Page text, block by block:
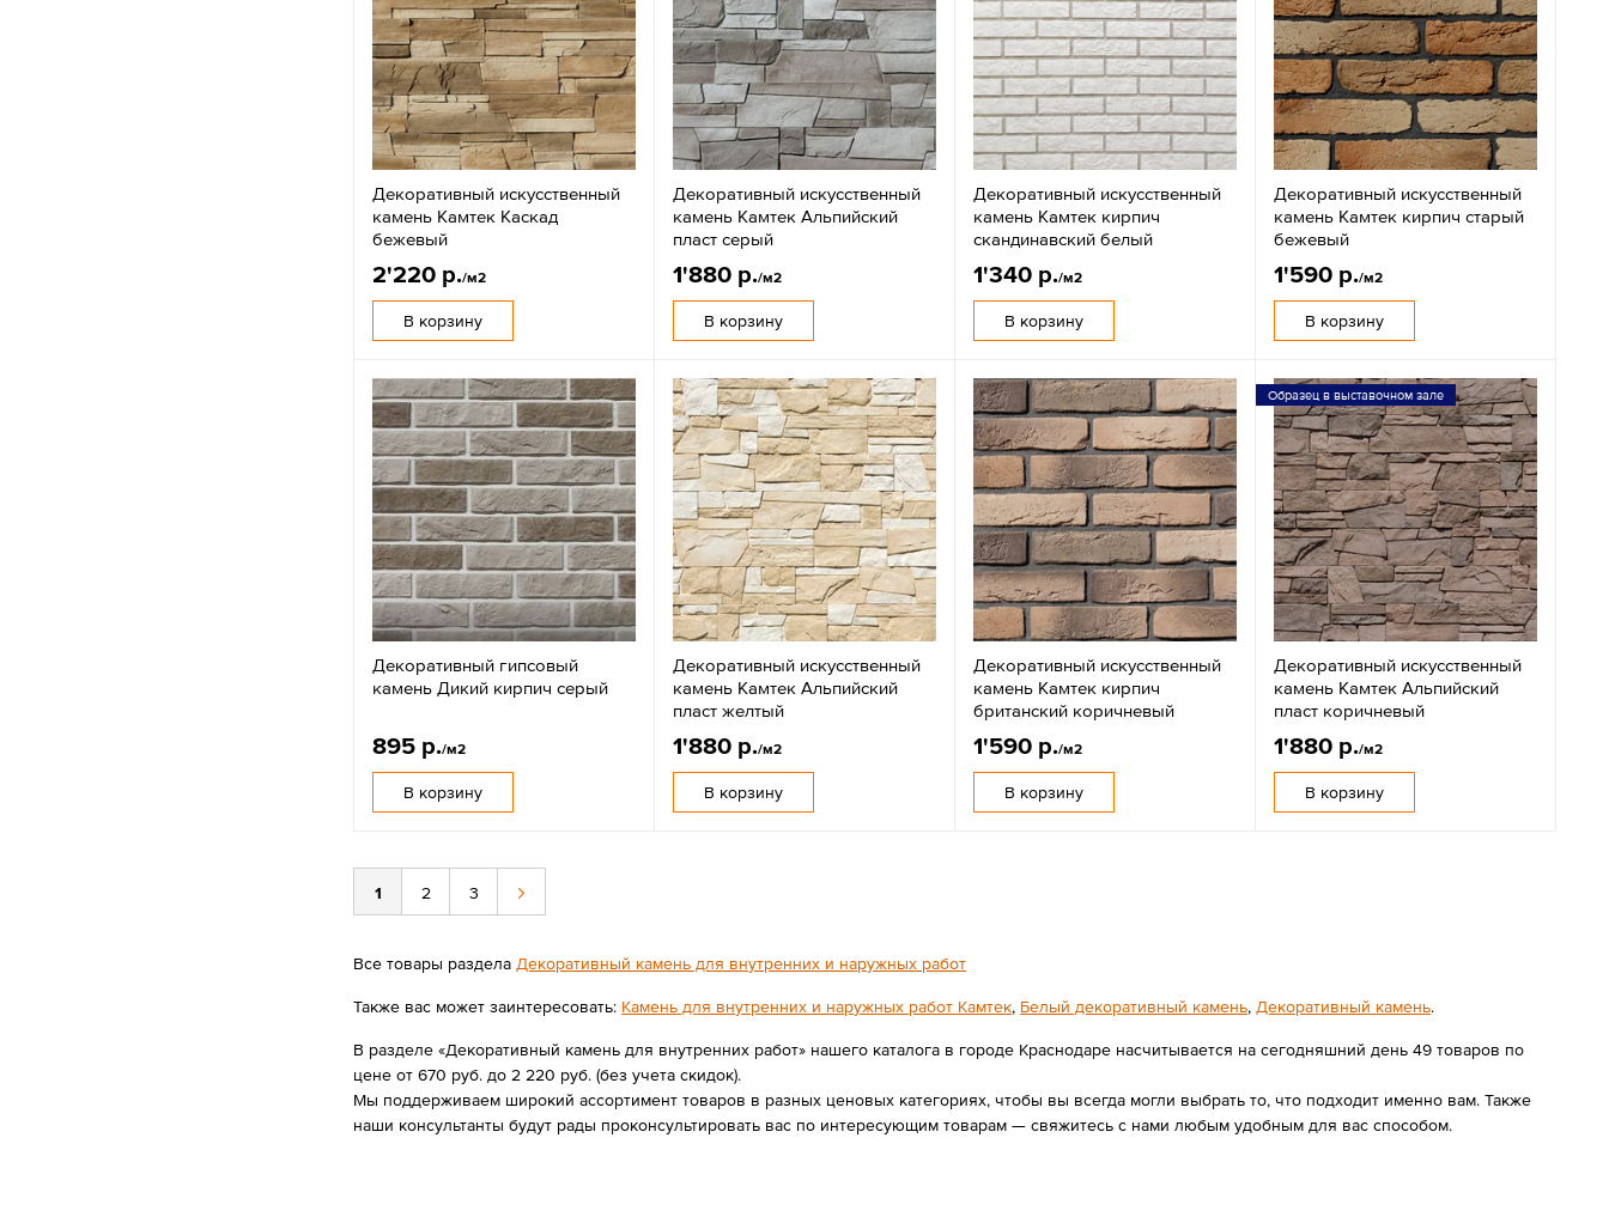
Декоративный искусственный
камень Камтек Каскад
бежевый
2'220 р./м2
В корзину
Декоративный искусственный
камень Камтек Альпийский
пласт серый
1'880 р./м2
В корзину
Декоративный искусственный
камень Камтек кирпич
скандинавский белый
1'340 р./м2
В корзину
Декоративный искусственный
камень Камтек кирпич старый
бежевый
1'590 р./м2
В корзину
Декоративный гипсовый
камень Дикий кирпич серый
895 р./м2
В корзину
Декоративный искусственный
камень Камтек Альпийский
пласт желтый
1'880 р./м2
В корзину
Декоративный искусственный
камень Камтек кирпич
британский коричневый
1'590 р./м2
В корзину
Образец в выставочном зале
Декоративный искусственный
камень Камтек Альпийский
пласт коричневый
1'880 р./м2
В корзину
1 2 3
Все товары раздела Декоративный камень для внутренних и наружных работ
Также вас может заинтересовать: Камень для внутренних и наружных работ Камтек, Белый декоративный камень, Декоративный камень.
В разделе «Декоративный камень для внутренних работ» нашего каталога в городе Краснодаре насчитывается на сегодняшний день 49 товаров по
цене от 670 руб. до 2 220 руб. (без учета скидок).
Мы поддерживаем широкий ассортимент товаров в разных ценовых категориях, чтобы вы всегда могли выбрать то, что подходит именно вам. Также
наши консультанты будут рады проконсультировать вас по интересующим товарам — свяжитесь с нами любым удобным для вас способом.